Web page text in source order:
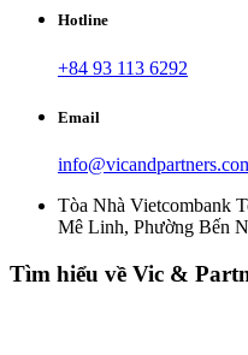
Hotline
+84 93 113 6292
Email
Tòa Nhà Vietcombank
Mê Linh, Phường Bến
Tìm hiểu về Vic &